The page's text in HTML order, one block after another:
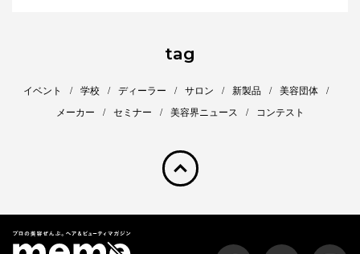
tag
イベント 学校 ディーラー サロン 新製品
美容団体
メーカー
セミナー 美容界ニュース コンテスト
pagetop